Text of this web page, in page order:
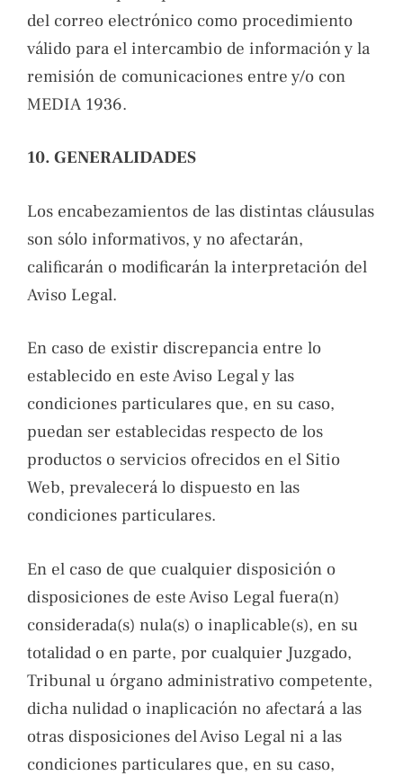
del correo electrónico como procedimiento
válido para el intercambio de información y la
remisión de comunicaciones entre y/o con
MEDIA 1936.
10. GENERALIDADES
Los encabezamientos de las distintas cláusulas
son sólo informativos, y no afectarán,
calificarán o modificarán la interpretación del
Aviso Legal.
En caso de existir discrepancia entre lo
establecido en este Aviso Legal y las
condiciones particulares que, en su caso,
puedan ser establecidas respecto de los
productos o servicios ofrecidos en el Sitio
Web, prevalecerá lo dispuesto en las
condiciones particulares.
En el caso de que cualquier disposición o
disposiciones de este Aviso Legal fuera(n)
considerada(s) nula(s) o inaplicable(s), en su
totalidad o en parte, por cualquier Juzgado,
Tribunal u órgano administrativo competente,
dicha nulidad o inaplicación no afectará a las
otras disposiciones del Aviso Legal ni a las
condiciones particulares que, en su caso,